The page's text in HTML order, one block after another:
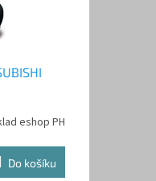
eshop PH
Do košíku